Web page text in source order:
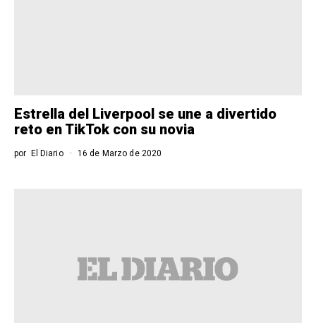
Estrella del Liverpool se une a divertido
reto en TikTok con su novia
por El Diario 16 de Marzo de 2020